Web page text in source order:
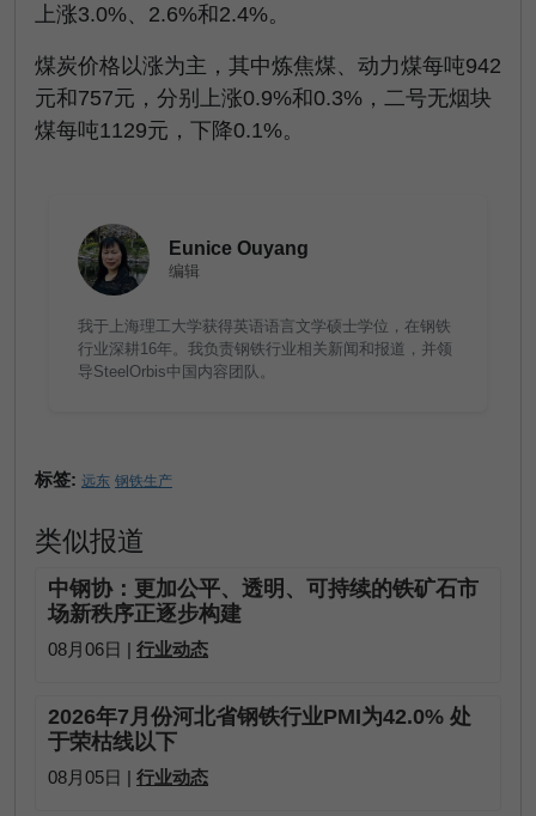
上涨3.0%、 2.6%和 2.4%。
煤炭价格以涨为主，其中炼焦煤、动力煤每吨942
元和 757元，分别上涨0.9%和0.3% ，二号无烟块
煤每吨1129元，下降0.1%。
Eunice Ouyang
编辑
我于上海理工大学获得英语语言文学硕士学位，在钢铁
行业深耕16年。我负责钢铁行业相关新闻和报道，并领
导SteelOrbis中国内容团队。
标签: 远东 钢铁生产
类似报道
中钢协：更加公平、透明、可持续的铁矿石市
场新秩序正逐步构建
08月06日 | 行业动态
2026年7月份河北省钢铁行业PMI为42.0% 处
于荣枯线以下
08月05日 | 行业动态